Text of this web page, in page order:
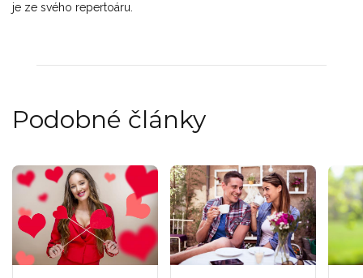
je ze svého repertoáru.
Podobné články